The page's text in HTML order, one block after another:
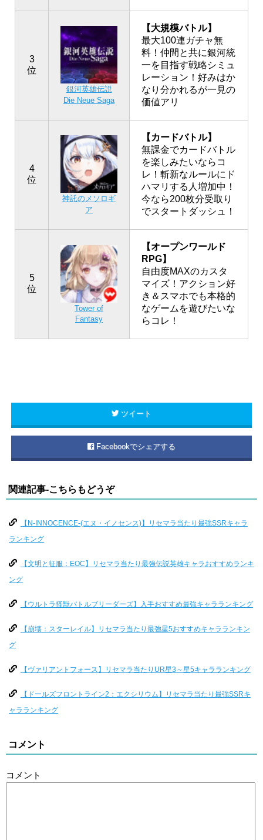
3
位
銀河英雄伝説
Die Neue Saga
【大規模バトル】
最大100連ガチャ無
料！仲間と共に銀河統
一を目指す戦略シミュ
レーション！好みはか
なり分かれるが一見の
価値アリ
4
位
神託のメソロギ
ア
【カードバトル】
無課金でカードバトル
を楽しみたいならコ
レ！斬新なルールにド
ハマリする人増加中！
今なら200枚分受取り
でスタートダッシュ！
5
位
Tower of
Fantasy
【オープンワールド
RPG】
自由度MAXのカスタ
マイズ！アクション好
き＆スマホでも本格的
なゲームを遊びたいな
らコレ！
ツイート
Facebookでシェアする
関連記事-こちらもどうぞ
【N-INNOCENCE-(エヌ・イノセンス)】リセマラ当たり最強SSRキャラ
ランキング
【文明と征服：EOC】リセマラ当たり最強伝説英雄キャラおすすめランキ
ング
【ウルトラ怪獣バトルブリーダーズ】入手おすすめ最強キャラランキング
【崩壊：スターレイル】リセマラ当たり最強星5おすすめキャラランキン
グ
【ヴァリアントフォース】リセマラ当たりUR星3～星5キャラランキング
【ドールズフロントライン2：エクシリウム】リセマラ当たり最強SSRキ
ャラランキング
コメント
コメント